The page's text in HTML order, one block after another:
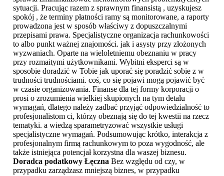
sytuacji. Pracując razem z sprawnym finansistą , uzyskujesz
spokój , że terminy płatności ramy są monitorowane, a raporty
prowadzona jest w sposób właściwy z dopuszczalnymi
przepisami prawa. Specjalistyczne organizacja rachunkowości
to albo punkt ważnej znajomości. jak i asysty przy złożonych
wyzwaniach. Oparte na wieloletniemu obeznaniu w pracy
przy rozmaitymi użytkownikami. Wybitni eksperci są w
sposobie doradzić w Tobie jak uporać się poradzić sobie z w
trudności trudnościami. coś, co się pojawi mogą pojawić być
w czasie organizowania. Finanse dla tej formy korporacji o
prosi o zrozumienia wielkiej skupionych na tym detalu
wymagań, dlatego należy zadbać przyjąć odpowiedzialność to
profesjonalistom ci, którzy obeznają się do tej kwestii na rzecz
tematyki. a wiedzą sparametryzować wszystkie usługi
specjalistyczne wymagań. Podsumowując krótko, interakcja z
profesjonalnym firmą rachunkowym to poza wygodność, ale
także istniejąca potencjał korzystna dla waszej biznesu.
Doradca podatkowy Łęczna Bez względu od czy, w
przypadku zarządzasz mniejszą biznes, w przypadku